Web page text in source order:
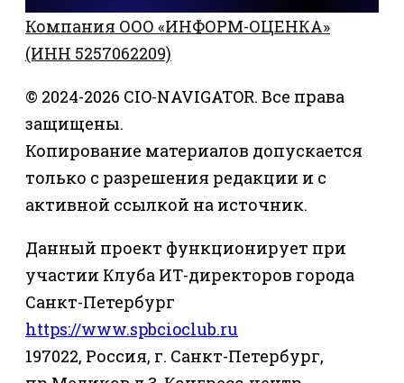
Компания ООО «ИНФОРМ-ОЦЕНКА»
(ИНН 5257062209)
© 2024-2026 CIO-NAVIGATOR. Все права
защищены.
Копирование материалов допускается
только с разрешения редакции и с
активной ссылкой на источник.
Данный проект функционирует при
участии Клуба ИТ-директоров города
Санкт-Петербург
https://www.spbcioclub.ru
197022, Россия, г. Санкт-Петербург,